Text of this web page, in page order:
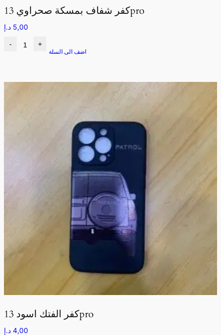
كفر شفاف بمسكة صحراوي 13pro
5,00 د.إ
- +
اضف الى السلة
كفر الفتك اسود 13pro
4,00 د.إ